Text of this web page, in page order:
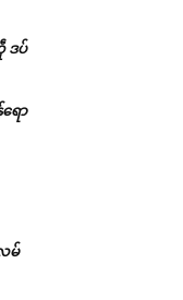
ဒပ်
ော
မ်